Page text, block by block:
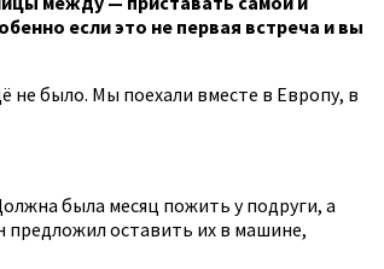
если это не первая встреча и вы
не было. Мы поехали вместе в Европу, в
была месяц пожить у подруги, а
предложил оставить их в машине,